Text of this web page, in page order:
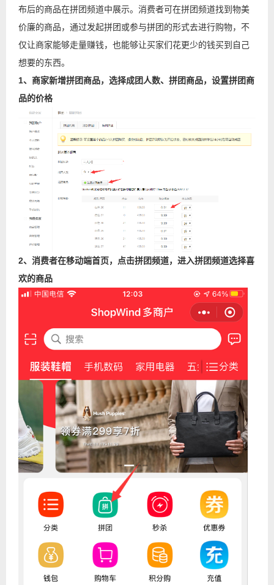
布后的商品在拼团频道中展示。消费者可在拼团频道找到物美
价廉的商品，通过发起拼团或参与拼团的形式去进行购物，不
仅让商家能够走量赚钱，也能够让买家们花更少的钱买到自己
想要的东西。
1、商家新增拼团商品，选择成团人数、 拼团商品，设置拼团商
品的价格
2、消费者在移动端首页，点击拼团频道，进入拼团频道选择喜
欢的商品